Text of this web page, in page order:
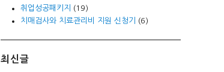
취업성공패키지
(19)
치매검사와 치료관리비 지원 신청기
(6)
최신글